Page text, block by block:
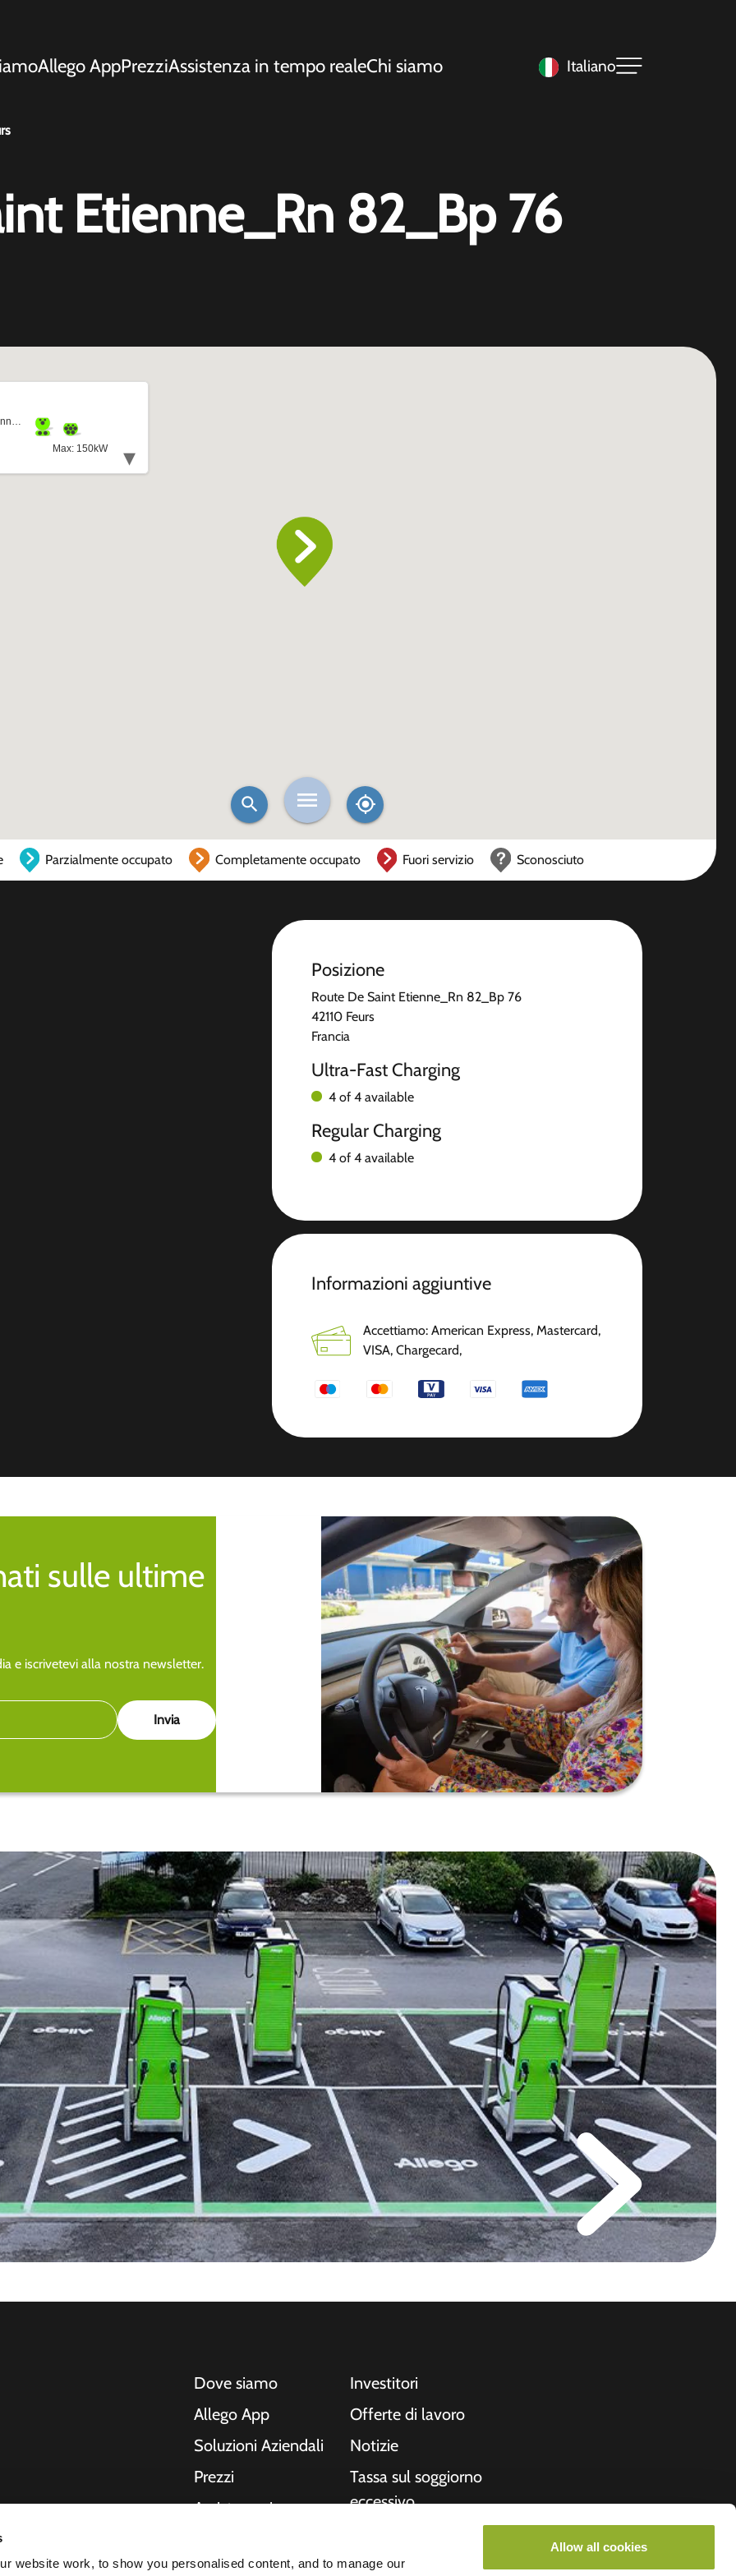
website work, to show you personalised content, and to manage our
Allow all cookies
Allego AppPrezziAssistenza in tempo realeChi siamo Italiano
Etienne_Rn 82_Bp 76
Parzialmente occupato Completamente occupato Fuori servizio Sconosciuto
Posizione
Route De Saint Etienne_Rn 82_Bp 76
42110 Feurs
Francia
Ultra-Fast Charging
4 of 4 available
Regular Charging
4 of 4 available
Informazioni aggiuntive
Accettiamo: American Express, Mastercard,
VISA, Chargecard,
sulle ultime
e iscrivetevi alla nostra newsletter.
autobus e
nostre soluzioni
Dove siamo
Allego App
Soluzioni Aziendali
Prezzi
Assistenza in
NMBS
Investitori
Offerte di lavoro
Notizie
Tassa sul soggiorno
eccessivo
Informazioni su di